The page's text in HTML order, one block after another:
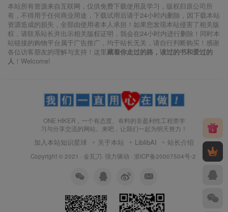
本站所有资源来自互联网，仅供免费下载使用及学习，版权归原公司所
有，不得用于任何商业用途，下载试用后请于24小时内删除，因下载本站
资源造成的损失，全部由使用者本人承担！如果您发现本站侵害了相关版
权，请联系站长并出示相关版权证明，我会在24小时内进行删除！同时本
站链接的购物平台属于广告推广，均于站长无关，请自行判断购买！感谢
各位访客朋友的理解与支持！这里藏着你走过的路，读过的书和爱过的
人 ！Welcome!
ONE HIKER，一个有态度、有料的非盈利性工程类学
习与分享交流的网站。来吧，让我们一起为明天努力！
加入本站知识星球 关于本站 LiblibAI 站长介绍
Copyright © 2021 · 金瓦刀· 强力驱动 · 浙ICP备20007504号-2